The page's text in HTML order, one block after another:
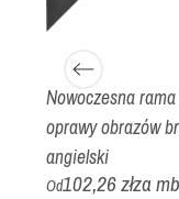
Nowoczesna
oprawy obrazów
angielski
Od102,26 złza mb